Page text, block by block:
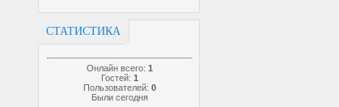
СТАТИСТИКА
Онлайн всего: 1
Гостей: 1
Пользователей: 0
Были сегодня